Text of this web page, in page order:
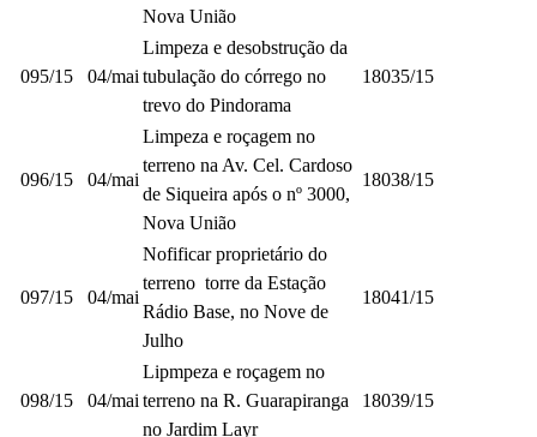
Nova União
095/15 04/mai
Limpeza e desobstrução da
tubulação do córrego no
trevo do Pindorama
18035/15
096/15 04/mai
Limpeza e roçagem no
terreno na Av. Cel. Cardoso
de Siqueira após o nº 3000,
Nova União
18038/15
097/15 04/mai
Nofificar proprietário do
terreno torre da Estação
Rádio Base, no Nove de
Julho
18041/15
098/15 04/mai
Lipmpeza e roçagem no
terreno na R. Guarapiranga
no Jardim Layr
18039/15